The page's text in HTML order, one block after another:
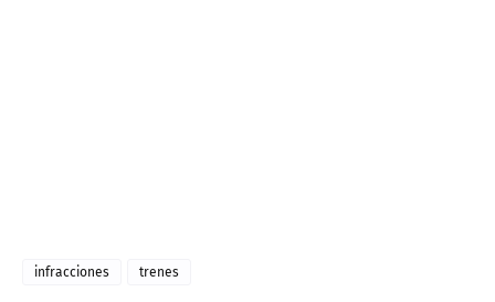
infracciones trenes